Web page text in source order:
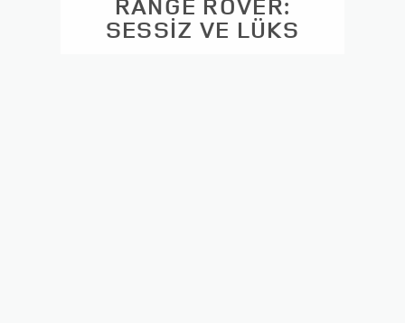
SESSİZ VE LÜKS